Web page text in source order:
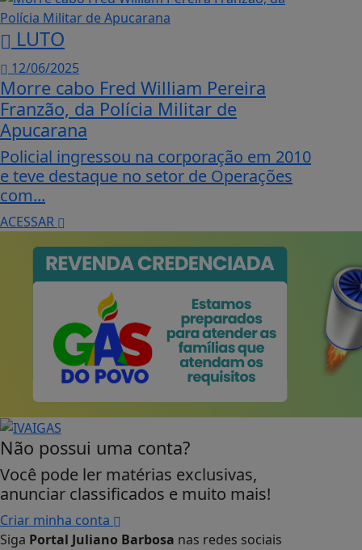
LUTO
12/06/2025
Morre cabo Fred William Pereira
Franzão, da Polícia Militar de
Apucarana
Policial ingressou na corporação em 2010
e teve destaque no setor de Operações
com...
ACESSAR
Não possui uma conta?
Você pode ler matérias exclusivas,
anunciar classificados e muito mais!
Criar minha conta
Siga Portal Juliano Barbosa nas redes sociais